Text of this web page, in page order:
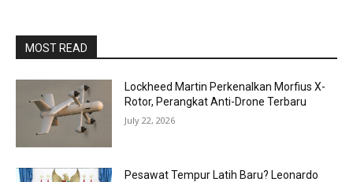
MOST READ
Lockheed Martin Perkenalkan Morfius X-
Rotor, Perangkat Anti-Drone Terbaru
July 22, 2026
Pesawat Tempur Latih Baru? Leonardo